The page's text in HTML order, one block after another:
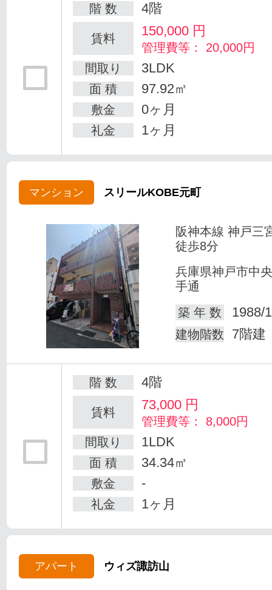
階 数 4階
賃料 150,000 円
管理費等： 20,000円
間取り
3LDK
面 積 97.92㎡
敷金 0ヶ月
礼金 1ヶ月
マンション スリールKOBE元町
阪神本線 神戸三
徒歩8分
兵庫県神戸市中
手通
築 年 数
1988/
建物階数 7階建
階 数 4階
賃料 73,000 円
管理費等： 8,000円
間取り
1LDK
面 積 34.34㎡
敷金 -
礼金 1ヶ月
アパート ウィズ諏訪山